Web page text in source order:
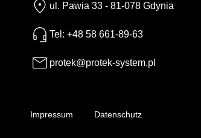
ul. Pawia 33 - 81-078 Gdynia
Tel: +48 58 661-89-63
protek@protek-system.pl
Impressum Datenschutz